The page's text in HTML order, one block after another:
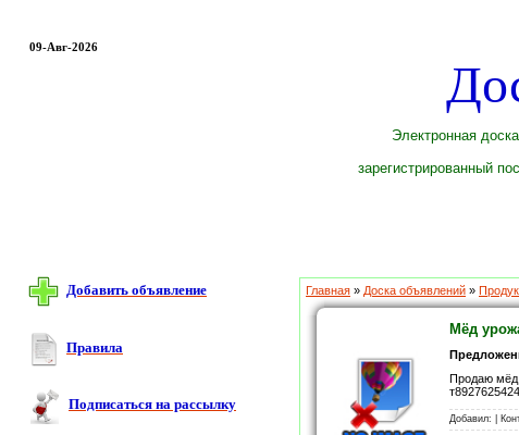
09-Авг-2026
Электронная
зарегистрированный
Добавить объявление
Правила
Подписаться на рассылку
Главная » Доска объявлений »
Мёд
Продаю мёд
Добавил: |